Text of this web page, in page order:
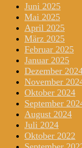
Juni 2025
Mai 2025
April 2025
März 2025
Februar 2025
Januar 2025
Dezember
November
Oktober 2024
September
August 2024
Juli 2024
Oktober 2022